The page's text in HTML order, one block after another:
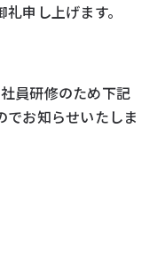
申し上げます。
員研修のため下記
でお知らせいたしま